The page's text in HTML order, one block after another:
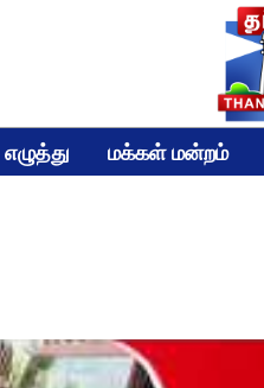
மக்கள் மன்றம்